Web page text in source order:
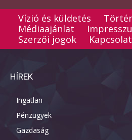
Vízió és küldetés
Médiaajánlat
Szerzői jogok
Kapcsolat
HÍREK
Ingatlan
Pénzügyek
Gazdaság